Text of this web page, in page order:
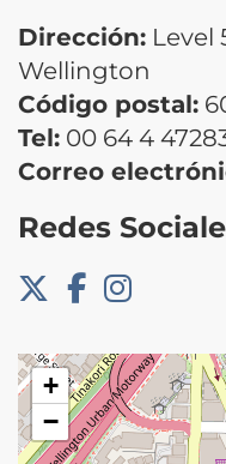
Dirección: Level
Wellington
Código postal:
Tel: 00 64 4
Correo
Redes
+
−